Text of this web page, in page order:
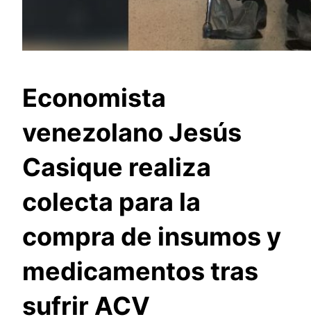
Economista
venezolano Jesús
Casique realiza
colecta para la
compra de insumos y
medicamentos tras
sufrir ACV